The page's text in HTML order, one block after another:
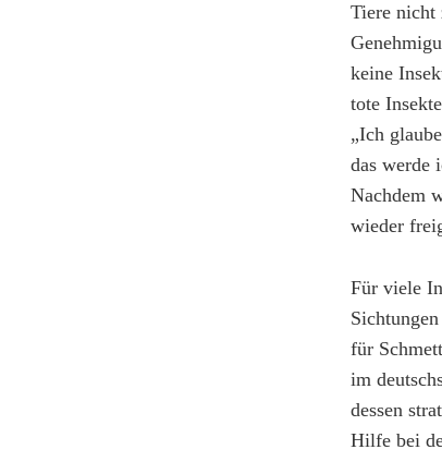
Tiere nicht
keine
tote
„Ich
das werde
Nachdem
wieder
Für viele
für
im
dessen
Hilfe bei